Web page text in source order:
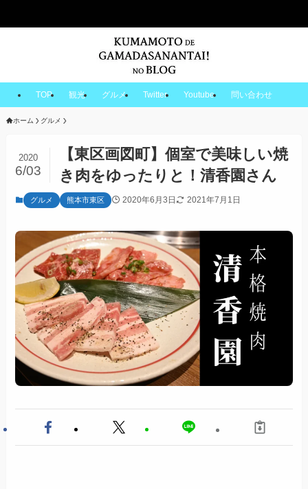
TOP 観光 グルメ Twitter Youtube 問い合わせ
ホーム グルメ
【東区画図町】個室で美味しい焼
き肉をゆったりと！清香園さん
2020
6/03
グルメ 熊本市東区 2020年6月3日 2021年7月1日